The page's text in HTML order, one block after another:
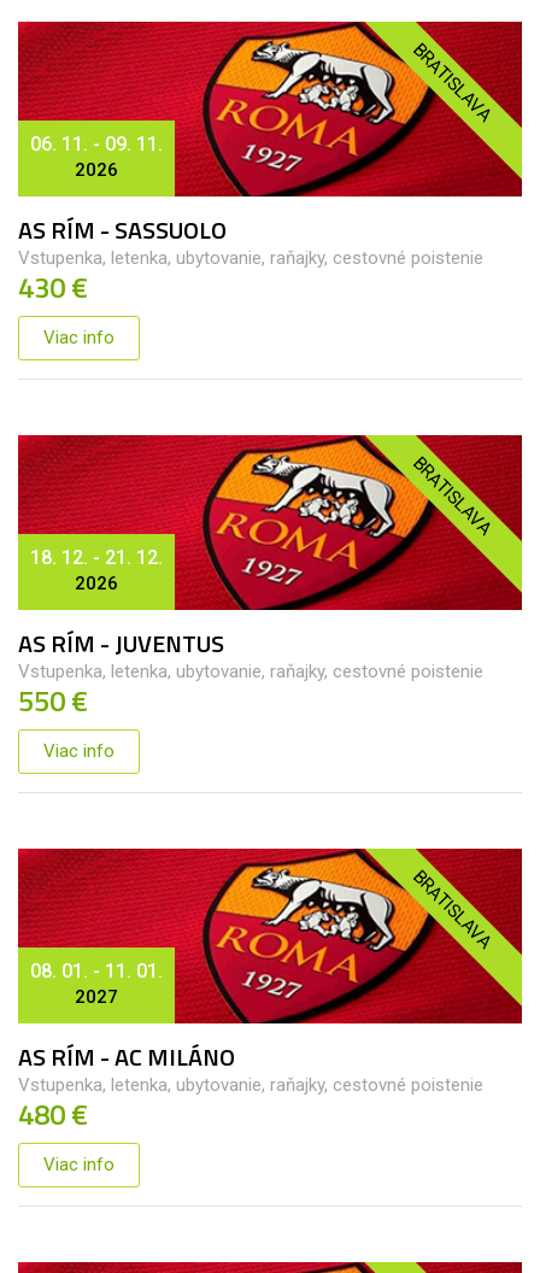
BRATISLAVA
06. 11. - 09. 11.
2026
AS RÍM - SASSUOLO
Vstupenka, letenka, ubytovanie, raňajky, cestovné poistenie
430 €
Viac info
BRATISLAVA
18. 12. - 21. 12.
2026
AS RÍM - JUVENTUS
Vstupenka, letenka, ubytovanie, raňajky, cestovné poistenie
550 €
Viac info
BRATISLAVA
08. 01. - 11. 01.
2027
AS RÍM - AC MILÁNO
Vstupenka, letenka, ubytovanie, raňajky, cestovné poistenie
480 €
Viac info